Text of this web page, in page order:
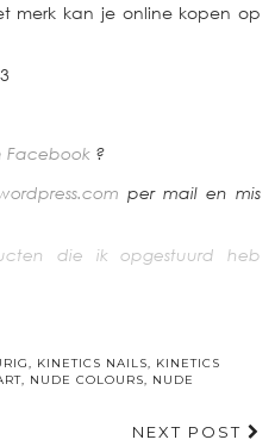
merk kan je online kopen op
Facebook ?
per mail en mis
die ik opgestuurd heb
, KINETICS NAILS, KINETICS
, NUDE COLOURS, NUDE
NEXT POST